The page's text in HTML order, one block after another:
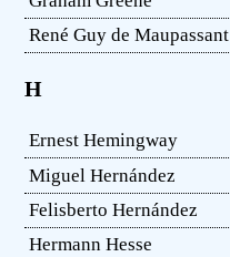
René Guy de Maupassant
H
Ernest Hemingway
Miguel Hernández
Felisberto Hernández
Hermann Hesse